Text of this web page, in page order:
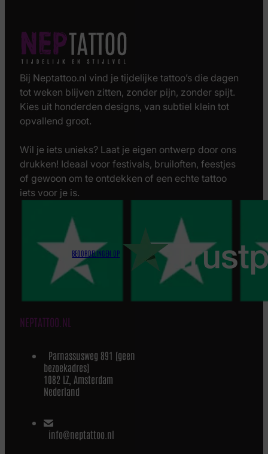
Bij Neptattoo.nl vind je tijdelijke tattoo’s die dagen
tot weken blijven zitten, zonder pijn, zonder spijt.
Kies uit honderden designs, van subtiel klein tot
opvallend groot.
Wil je iets unieks? Laat je eigen ontwerp door ons
drukken! Ideaal voor festivals, bruiloften, feestjes
of gewoon om te ontdekken of een echte tattoo
iets voor je is.
BEOORDELINGEN OP
NEPTATTOO.NL
Parnassusweg 891 (geen
bezoekadres)
1082 LZ, Amsterdam
Nederland
info@neptattoo.nl